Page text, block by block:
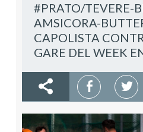
#PRATO/TEVERE-
AMSICORA-
CAPOLISTA
GARE DEL WEEK